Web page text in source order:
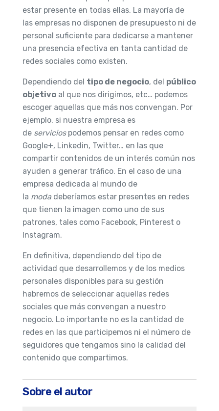
estar presente en todas ellas. La mayoría de
las empresas no disponen de presupuesto ni de
personal suficiente para dedicarse a mantener
una presencia efectiva en tanta cantidad de
redes sociales como existen.
Dependiendo del tipo de negocio, del público
objetivo al que nos dirigimos, etc… podemos
escoger aquellas que más nos convengan. Por
ejemplo, si nuestra empresa es
de serviciospodemos pensar en redes como
Google+, Linkedin, Twitter… en las que
compartir contenidos de un interés común nos
ayuden a generar tráfico. En el caso de una
empresa dedicada al mundo de
la modadeberíamos estar presentes en redes
que tienen la imagen como uno de sus
patrones, tales como Facebook, Pinterest o
Instagram.
En definitiva, dependiendo del tipo de
actividad que desarrollemos y de los medios
personales disponibles para su gestión
habremos de seleccionar aquellas redes
sociales que más convengan a nuestro
negocio. Lo importante no es la cantidad de
redes en las que participemos ni el número de
seguidores que tengamos sino la calidad del
contenido que compartimos.
Sobre el autor